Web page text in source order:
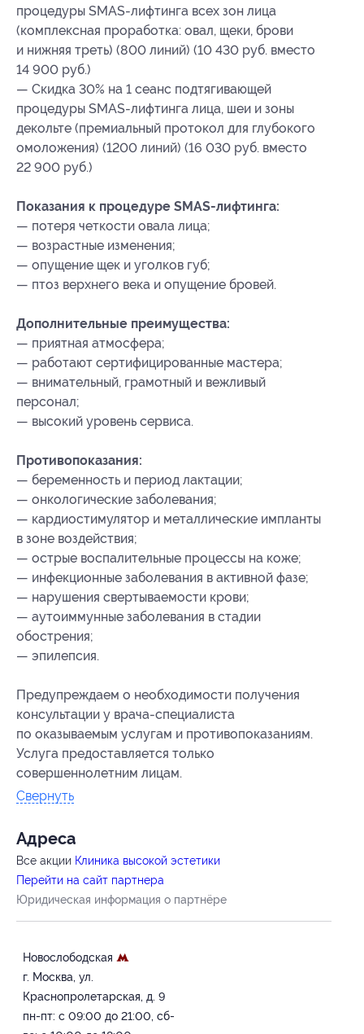
процедуры SMAS-лифтинга всех зон лица
(комплексная проработка: овал, щеки, брови
и нижняя треть) (800 линий) (10 430 руб. вместо
14 900 руб.)
— Скидка 30% на 1 сеанс подтягивающей
процедуры SMAS-лифтинга лица, шеи и зоны
декольте (премиальный протокол для глубокого
омоложения) (1200 линий) (16 030 руб. вместо
22 900 руб.)
Показания к процедуре SMAS-лифтинга:
— потеря четкости овала лица;
— возрастные изменения;
— опущение щек и уголков губ;
— птоз верхнего века и опущение бровей.
Дополнительные преимущества:
— приятная атмосфера;
— работают сертифицированные мастера;
— внимательный, грамотный и вежливый
персонал;
— высокий уровень сервиса.
Противопоказания:
— беременность и период лактации;
— онкологические заболевания;
— кардиостимулятор и металлические импланты
в зоне воздействия;
— острые воспалительные процессы на коже;
— инфекционные заболевания в активной фазе;
— нарушения свертываемости крови;
— аутоиммунные заболевания в стадии
обострения;
— эпилепсия.
Предупреждаем о необходимости получения
консультации у врача-специалиста
по оказываемым услугам и противопоказаниям.
Услуга предоставляется только
совершеннолетним лицам.
Свернуть
Адресa
Все акции Клиника высокой эстетики
Перейти на сайт партнера
Юридическая информация о партнёре
Новослободская
г. Москва, ул.
Краснопролетарская, д. 9
пн-пт: с 09:00 до 21:00, сб-